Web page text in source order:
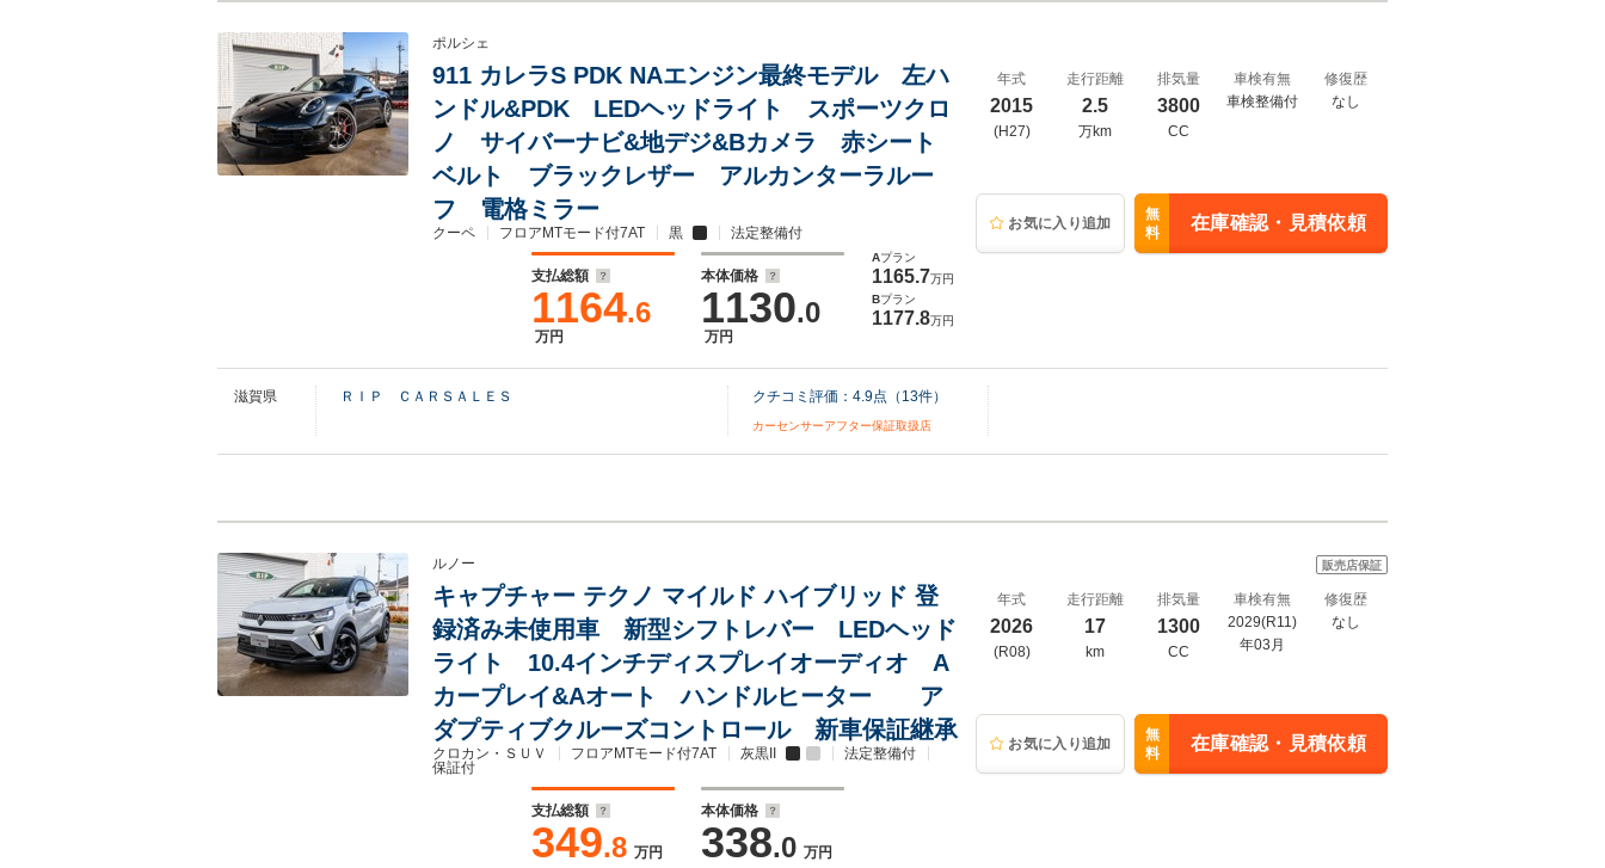
ポルシェ
911 カレラS PDK NAエンジン最終モデル 左ハ
ンドル&PDK LEDヘッドライト スポーツクロ
ノ サイバーナビ&地デジ&Bカメラ 赤シート
ベルト ブラックレザー アルカンターラルー
フ 電格ミラー
クーペ フロアMTモード付7AT 黒 法定整備付
支払総額
1164.6
万円
本体価格
1130.0
万円
Aプラン
1165.7万円
Bプラン
1177.8万円
年式
2015
(H27)
走行距離
2.5
万km
排気量
3800
CC
車検有無
車検整備付
修復歴
なし
お気に入り追加
無
料
在庫確認・見積依頼
滋賀県 ＲＩＰ ＣＡＲＳＡＬＥＳ クチコミ評価： 4.9点（ 13件）
カーセンサーアフター保証取扱店
ルノー
キャプチャー テクノ マイルド ハイブリッド 登
録済み未使用車 新型シフトレバー LEDヘッド
ライト 10.4インチディスプレイオーディオ A
カープレイ&Aオート ハンドルヒーター ア
ダプティブクルーズコントロール 新車保証継承
クロカン・ＳＵＶ フロアMTモード付7AT 灰黒II
法定整備付
保証付
支払総額
349.8 万円
本体価格
338.0 万円
販売店保証
年式
2026
(R08)
走行距離
17
km
排気量
1300
CC
車検有無
2029(R11)
年03月
修復歴
なし
お気に入り追加
無
料
在庫確認・見積依頼